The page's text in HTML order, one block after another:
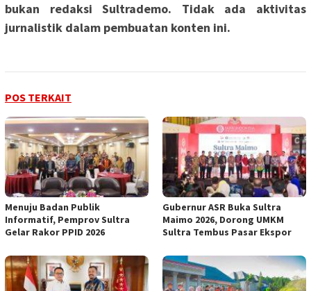
bukan redaksi Sultrademo. Tidak ada aktivitas
jurnalistik dalam pembuatan konten ini.
POS TERKAIT
Menuju Badan Publik
Informatif, Pemprov Sultra
Gelar Rakor PPID 2026
Gubernur ASR Buka Sultra
Maimo 2026, Dorong UMKM
Sultra Tembus Pasar Ekspor